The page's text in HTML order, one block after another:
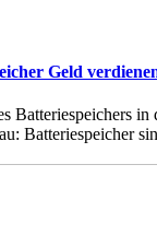
Geld
Batteriespeichers in
Batteriespeicher